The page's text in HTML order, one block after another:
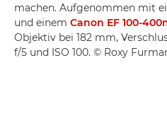
machen. Aufgenommen mit
und einem Canon EF 100-
Objektiv bei 182 mm,
f/5 und ISO 100. © Roxy